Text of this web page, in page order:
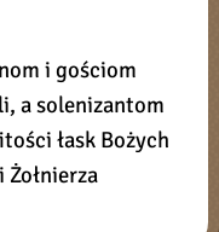
i gościom
a solenizantom
łask Bożych